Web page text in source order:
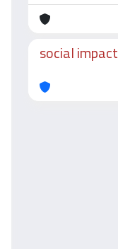
social impact